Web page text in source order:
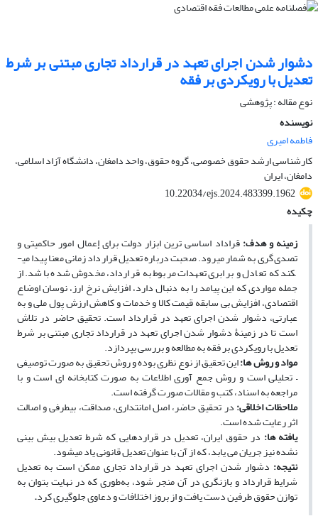
دشوار شدن اجرای تعهد در قرارداد تجاری مبتنی بر شرط
تعدیل با رویکردی بر فقه
نوع مقاله : پژوهشی
نویسنده
فاطمه امیری
کارشناسی ارشد حقوق خصوصی، گروه حقوق، واحد دامغان، دانشگاه آزاد اسلامی،
دامغان، ایران
10.22034/ejs.2024.483399.1962
چکیده
زمینه و هدف:قراداد اساسی­ ترین ابزار دولت برای إعمال امور حاکمیتی و
تصدی‌گری به شمار می­رود. صحبت درباره تعدیل قرارداد زمانی معنا پیدا می­
کند که تعادل و برابری تعهدات مربوط به قرارداد، مخدوش شده باشد. از
جمله مواردی که این پیامد را به ­دنبال دارد، افزایش نرخ ارز، نوسان اوضاع
اقتصادی، افزایش بی‌ سابقه قیمت کالا و خدمات و کاهش ارزش پول ملی و به
عبارتی، دشوار شدن اجرای تعهد در قرارداد است. تحقیق حاضر در تلاش
است تا در زمینۀ دشوار شدن اجرای تعهد در قرارداد تجاری مبتنی­ بر شرط
تعدیل با رویکردی بر فقه به مطالعه و بررسی بپردازد.
مواد و روش ­ها:این تحقیق از نوع نظری بوده و روش تحقیق به صورت توصیفی
– تحلیلی است و روش جمع ­آوری اطلاعات به صورت کتاب­خانه ­ای است و با
مراجعه به اسناد، کتب و مقالات صورت گرفته است.
ملاحظات اخلاقی:در تحقیق حاضر، اصل امانت­داری، صداقت، بی­طرفی و اصالت
اثر رعایت شده است.
یافته ها: در حقوق ایران، تعدیل در قراردهایی که شرط تعدیل بیش ­بینی
نشده نیز جریان می ­یابد، که از آن با عنوان تعدیل قانونی یاد می­شود.
نتیجه: دشوار شدن اجرای تعهد در قرارداد تجاری ممکن است به تعدیل
شرایط قرارداد و بازنگری در آن منجر شود، به‌طوری ‌که در نهایت بتوان به
توازن حقوق طرفین دست یافت و از بروز اختلافات و دعاوی جلوگیری کرد.